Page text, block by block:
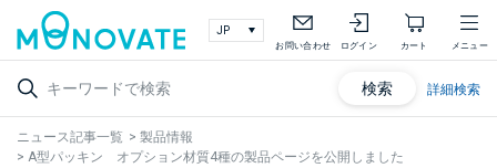
お問い合わせ ログイン カート メニュー
検索 詳細検索
ニュース記事一覧 > 製品情報
> A型パッキン オプション材質4種の製品ページを公開しました